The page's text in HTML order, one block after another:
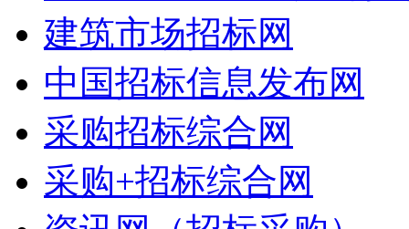
建筑市场招标网
中国招标信息发布网
采购招标综合网
采购+招标综合网